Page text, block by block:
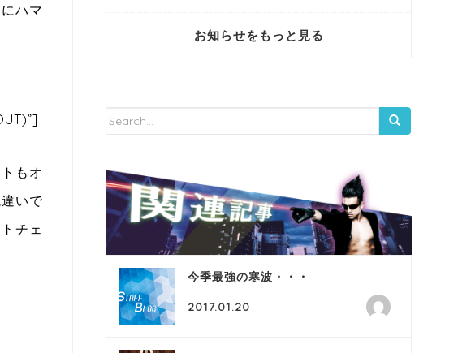
ハマ
もオ
いで
チェ
お知らせをもっと見る
今季最強の寒波・・・
2017.01.20